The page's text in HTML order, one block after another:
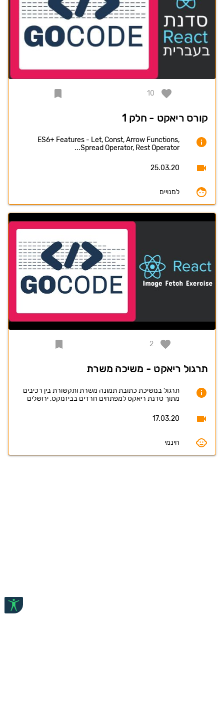
10
קורס ריאקט - חלק 1
ES6+ Features - Let, Const, Arrow Functions,
Spread Operator, Rest Operator...
25.03.20
למנויים
2
תרגול ריאקט - משיכה משרת
תרגול במשיכת כתובת תמונה משרת ותקשורת בין רכיבים
מתוך סדנת ריאקט למפתחים חרדים בביזמקס, ירושלים
17.03.20
חינמי